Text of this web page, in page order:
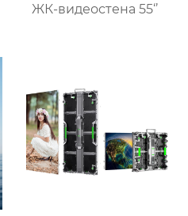
ЖК-видеостена 55‘’